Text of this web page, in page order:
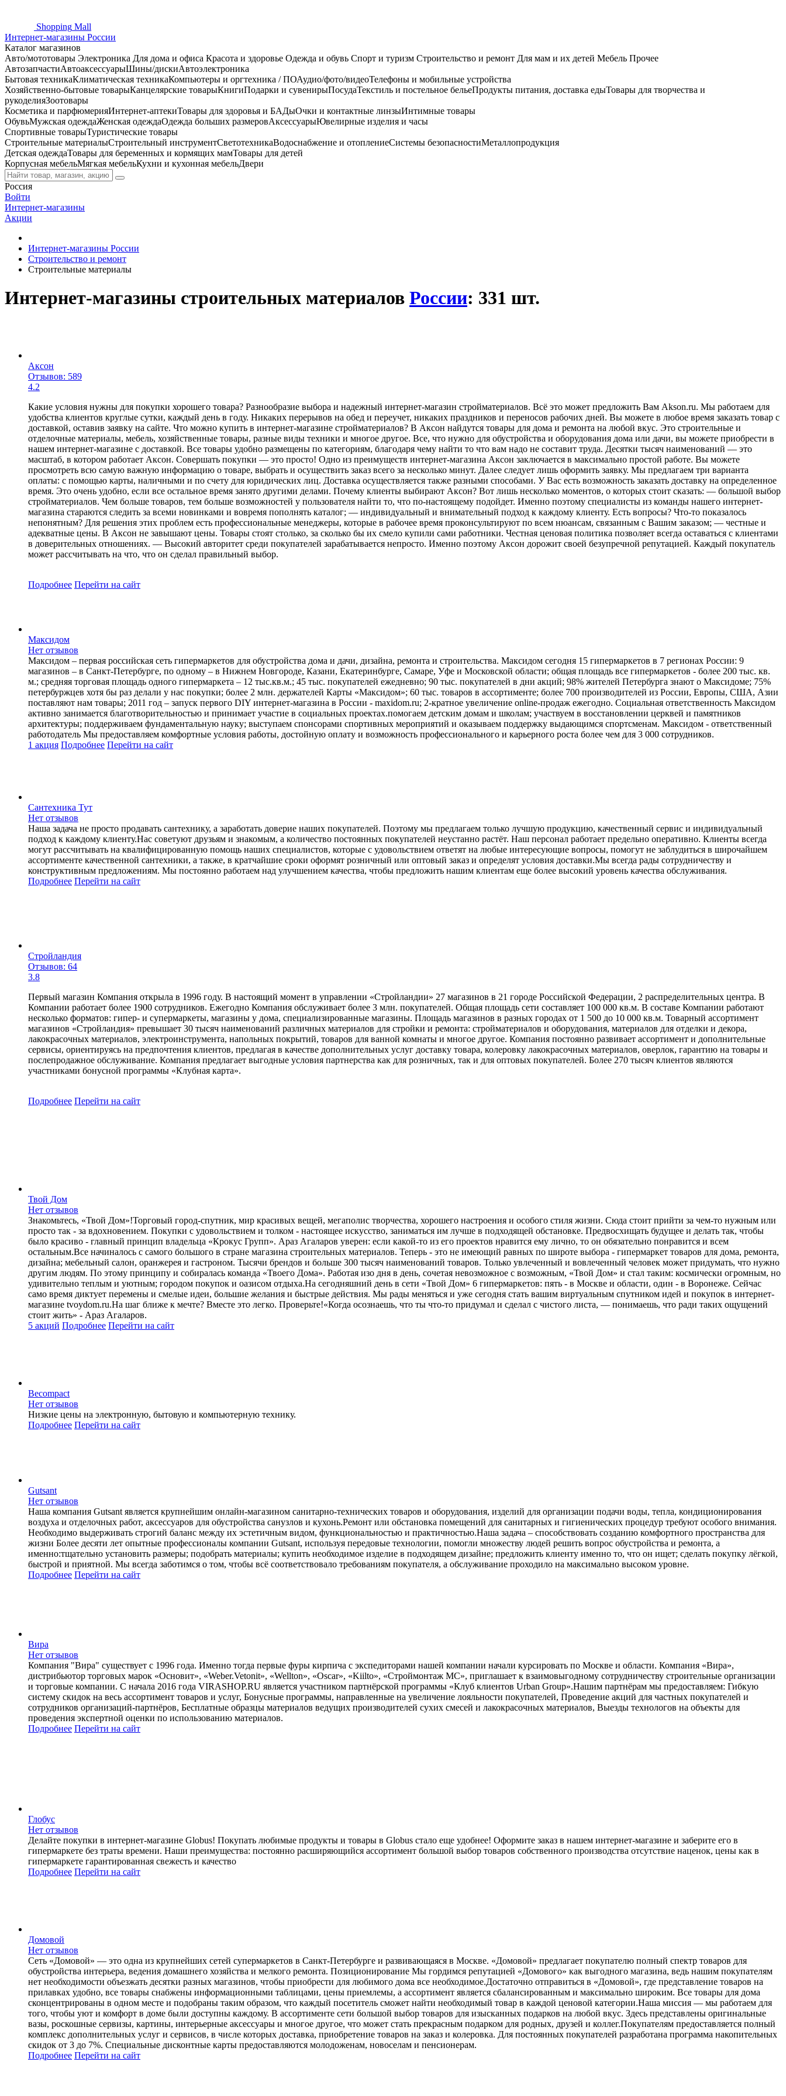
Shopping Mall
Интернет-магазины России
Каталог магазинов
Авто/мототовары Электроника Для дома и офиса Красота и здоровье Одежда и обувь Спорт и туризм Строительство и ремонт Для мам и их детей Мебель Прочее
АвтозапчастиАвтоаксессуарыШины/дискиАвтоэлектроника
Бытовая техникаКлиматическая техникаКомпьютеры и оргтехника / ПОАудио/фото/видеоТелефоны и мобильные устройства
Хозяйственно-бытовые товарыКанцелярские товарыКнигиПодарки и сувенирыПосудаТекстиль и постельное бельеПродукты питания, доставка едыТовары для творчества и
рукоделияЗоотовары
Косметика и парфюмерияИнтернет-аптекиТовары для здоровья и БАДыОчки и контактные линзыИнтимные товары
ОбувьМужская одеждаЖенская одеждаОдежда больших размеровАксессуарыЮвелирные изделия и часы
Спортивные товарыТуристические товары
Строительные материалыСтроительный инструментСветотехникаВодоснабжение и отоплениеСистемы безопасностиМеталлопродукция
Детская одеждаТовары для беременных и кормящих мамТовары для детей
Корпусная мебельМягкая мебельКухни и кухонная мебельДвери
Россия
Войти
Интернет-магазины
Акции
Интернет-магазины России
Строительство и ремонт
Строительные материалы
Интернет-магазины строительных материалов России: 331 шт.
Аксон
Отзывов: 589
4.2
Какие условия нужны для покупки хорошего товара? Разнообразие выбора и надежный интернет-магазин стройматериалов. Всё это может предложить Вам Akson.ru. Мы работаем для
удобства клиентов круглые сутки, каждый день в году. Никаких перерывов на обед и переучет, никаких праздников и переносов рабочих дней. Вы можете в любое время заказать товар с
доставкой, оставив заявку на сайте. Что можно купить в интернет-магазине стройматериалов? В Аксон найдутся товары для дома и ремонта на любой вкус. Это строительные и
отделочные материалы, мебель, хозяйственные товары, разные виды техники и многое другое. Все, что нужно для обустройства и оборудования дома или дачи, вы можете приобрести в
нашем интернет-магазине с доставкой. Все товары удобно размещены по категориям, благодаря чему найти то что вам надо не составит труда. Десятки тысяч наименований — это
масштаб, в котором работает Аксон. Совершать покупки — это просто! Одно из преимуществ интернет-магазина Аксон заключается в максимально простой работе. Вы можете
просмотреть всю самую важную информацию о товаре, выбрать и осуществить заказ всего за несколько минут. Далее следует лишь оформить заявку. Мы предлагаем три варианта
оплаты: с помощью карты, наличными и по счету для юридических лиц. Доставка осуществляется также разными способами. У Вас есть возможность заказать доставку на определенное
время. Это очень удобно, если все остальное время занято другими делами. Почему клиенты выбирают Аксон? Вот лишь несколько моментов, о которых стоит сказать: — большой выбор
стройматериалов. Чем больше товаров, тем больше возможностей у пользователя найти то, что по-настоящему подойдет. Именно поэтому специалисты из команды нашего интернет-
магазина стараются следить за всеми новинками и вовремя пополнять каталог; — индивидуальный и внимательный подход к каждому клиенту. Есть вопросы? Что-то показалось
непонятным? Для решения этих проблем есть профессиональные менеджеры, которые в рабочее время проконсультируют по всем нюансам, связанным с Вашим заказом; — честные и
адекватные цены. В Аксон не завышают цены. Товары стоят столько, за сколько бы их смело купили сами работники. Честная ценовая политика позволяет всегда оставаться с клиентами
в доверительных отношениях. — Высокий авторитет среди покупателей зарабатывается непросто. Именно поэтому Аксон дорожит своей безупречной репутацией. Каждый покупатель
может рассчитывать на что, что он сделал правильный выбор.
Подробнее Перейти на сайт
Максидом
Нет отзывов
Максидом ‒ первая российская сеть гипермаркетов для обустройства дома и дачи, дизайна, ремонта и строительства. Максидом сегодня 15 гипермаркетов в 7 регионах России: 9
магазинов – в Санкт-Петербурге, по одному – в Нижнем Новгороде, Казани, Екатеринбурге, Самаре, Уфе и Московской области; общая площадь все гипермаркетов - более 200 тыс. кв.
м.; средняя торговая площадь одного гипермаркета – 12 тыс.кв.м.; 45 тыс. покупателей ежедневно; 90 тыс. покупателей в дни акций; 98% жителей Петербурга знают о Максидоме; 75%
петербуржцев хотя бы раз делали у нас покупки; более 2 млн. держателей Карты «Максидом»; 60 тыс. товаров в ассортименте; более 700 производителей из России, Европы, США, Азии
поставляют нам товары; 2011 год – запуск первого DIY интернет-магазина в России - maxidom.ru; 2-кратное увеличение online-продаж ежегодно. Социальная ответственность Максидом
активно занимается благотворительностью и принимает участие в социальных проектах.помогаем детским домам и школам; участвуем в восстановлении церквей и памятников
архитектуры; поддерживаем фундаментальную науку; выступаем спонсорами спортивных мероприятий и оказываем поддержку выдающимся спортсменам. Максидом - ответственный
работодатель Мы предоставляем комфортные условия работы, достойную оплату и возможность профессионального и карьерного роста более чем для 3 000 сотрудников.
1 акция Подробнее Перейти на сайт
Сантехника Тут
Нет отзывов
Наша задача не просто продавать сантехнику, а заработать доверие наших покупателей. Поэтому мы предлагаем только лучшую продукцию, качественный сервис и индивидуальный
подход к каждому клиенту.Нас советуют друзьям и знакомым, а количество постоянных покупателей неустанно растёт. Наш персонал работает предельно оперативно. Клиенты всегда
могут рассчитывать на квалифицированную помощь наших специалистов, которые с удовольствием ответят на любые интересующие вопросы, помогут не заблудиться в широчайшем
ассортименте качественной сантехники, а также, в кратчайшие сроки оформят розничный или оптовый заказ и определят условия доставки.Мы всегда рады сотрудничеству и
конструктивным предложениям. Мы постоянно работаем над улучшением качества, чтобы предложить нашим клиентам еще более высокий уровень качества обслуживания.
Подробнее Перейти на сайт
Стройландия
Отзывов: 64
3.8
Первый магазин Компания открыла в 1996 году. В настоящий момент в управлении «Стройландии» 27 магазинов в 21 городе Российской Федерации, 2 распределительных центра. В
Компании работает более 1900 сотрудников. Ежегодно Компания обслуживает более 3 млн. покупателей. Общая площадь сети составляет 100 000 кв.м. В составе Компании работают
несколько форматов: гипер- и супермаркеты, магазины у дома, специализированные магазины. Площадь магазинов в разных городах от 1 500 до 10 000 кв.м. Товарный ассортимент
магазинов «Стройландия» превышает 30 тысяч наименований различных материалов для стройки и ремонта: стройматериалов и оборудования, материалов для отделки и декора,
лакокрасочных материалов, электроинструмента, напольных покрытий, товаров для ванной комнаты и многое другое. Компания постоянно развивает ассортимент и дополнительные
сервисы, ориентируясь на предпочтения клиентов, предлагая в качестве дополнительных услуг доставку товара, колеровку лакокрасочных материалов, оверлок, гарантию на товары и
послепродажное обслуживание. Компания предлагает выгодные условия партнерства как для розничных, так и для оптовых покупателей. Более 270 тысяч клиентов являются
участниками бонусной программы «Клубная карта».
Подробнее Перейти на сайт
Твой Дом
Нет отзывов
Знакомьтесь, «Твой Дом»!Торговый город-спутник, мир красивых вещей, мегаполис творчества, хорошего настроения и особого стиля жизни. Сюда стоит прийти за чем-то нужным или
просто так - за вдохновением. Покупки с удовольствием и толком - настоящее искусство, заниматься им лучше в подходящей обстановке. Предвосхищать будущее и делать так, чтобы
было красиво - главный принцип владельца «Крокус Групп». Араз Агаларов уверен: если какой-то из его проектов нравится ему лично, то он обязательно понравится и всем
остальным.Все начиналось с самого большого в стране магазина строительных материалов. Теперь - это не имеющий равных по широте выбора - гипермаркет товаров для дома, ремонта,
дизайна; мебельный салон, оранжерея и гастроном. Тысячи брендов и больше 300 тысяч наименований товаров. Только увлеченный и вовлеченный человек может придумать, что нужно
другим людям. По этому принципу и собиралась команда «Твоего Дома». Работая изо дня в день, сочетая невозможное с возможным, «Твой Дом» и стал таким: космически огромным, но
удивительно теплым и уютным; городом покупок и оазисом отдыха.На сегодняшний день в сети «Твой Дом» 6 гипермаркетов: пять - в Москве и области, один - в Воронеже. Сейчас
само время диктует перемены и смелые идеи, большие желания и быстрые действия. Мы рады меняться и уже сегодня стать вашим виртуальным спутником идей и покупок в интернет-
магазине tvoydom.ru.На шаг ближе к мечте? Вместе это легко. Проверьте!«Когда осознаешь, что ты что-то придумал и сделал с чистого листа, — понимаешь, что ради таких ощущений
стоит жить» - Араз Агаларов.
5 акций Подробнее Перейти на сайт
Becompact
Нет отзывов
Низкие цены на электронную, бытовую и компьютерную технику.
Подробнее Перейти на сайт
Gutsant
Нет отзывов
Наша компания Gutsant является крупнейшим онлайн-магазином санитарно-технических товаров и оборудования, изделий для организации подачи воды, тепла, кондиционирования
воздуха и отделочных работ, аксессуаров для обустройства санузлов и кухонь.Ремонт или обстановка помещений для санитарных и гигиенических процедур требуют особого внимания.
Необходимо выдерживать строгий баланс между их эстетичным видом, функциональностью и практичностью.Наша задача – способствовать созданию комфортного пространства для
жизни Более десяти лет опытные профессионалы компании Gutsant, используя передовые технологии, помогли множеству людей решить вопрос обустройства и ремонта, а
именно:тщательно установить размеры; подобрать материалы; купить необходимое изделие в подходящем дизайне; предложить клиенту именно то, что он ищет; сделать покупку лёгкой,
быстрой и приятной. Мы всегда заботимся о том, чтобы всё соответствовало требованиям покупателя, а обслуживание проходило на максимально высоком уровне.
Подробнее Перейти на сайт
Вира
Нет отзывов
Компания "Вира" существует с 1996 года. Именно тогда первые фуры кирпича с экспедиторами нашей компании начали курсировать по Москве и области. Компания «Вира»,
дистрибьютор торговых марок «Основит», «Weber.Vetonit», «Wellton», «Oscar», «Kiilto», «Строймонтаж МС», приглашает к взаимовыгодному сотрудничеству строительные организации
и торговые компании. С начала 2016 года VIRASHOP.RU является участником партнёрской программы «Клуб клиентов Urban Group».Нашим партнёрам мы предоставляем: Гибкую
систему скидок на весь ассортимент товаров и услуг, Бонусные программы, направленные на увеличение лояльности покупателей, Проведение акций для частных покупателей и
сотрудников организаций-партнёров, Бесплатные образцы материалов ведущих производителей сухих смесей и лакокрасочных материалов, Выезды технологов на объекты для
проведения экспертной оценки по использованию материалов.
Подробнее Перейти на сайт
Глобус
Нет отзывов
Делайте покупки в интернет-магазине Globus! Покупать любимые продукты и товары в Globus стало еще удобнее! Оформите заказ в нашем интернет-магазине и заберите его в
гипермаркете без траты времени. Наши преимущества: постоянно расширяющийся ассортимент большой выбор товаров собственного производства отсутствие наценок, цены как в
гипермаркете гарантированная свежесть и качество
Подробнее Перейти на сайт
Домовой
Нет отзывов
Сеть «Домовой» — это одна из крупнейших сетей супермаркетов в Санкт-Петербурге и развивающаяся в Москве. «Домовой» предлагает покупателю полный спектр товаров для
обустройства интерьера, ведения домашнего хозяйства и мелкого ремонта. Позиционирование Мы гордимся репутацией «Домового» как выгодного магазина, ведь нашим покупателям
нет необходимости объезжать десятки разных магазинов, чтобы приобрести для любимого дома все необходимое.Достаточно отправиться в «Домовой», где представление товаров на
прилавках удобно, все товары снабжены информационными таблицами, цены приемлемы, а ассортимент является сбалансированным и максимально широким. Все товары для дома
сконцентрированы в одном месте и подобраны таким образом, что каждый посетитель сможет найти необходимый товар в каждой ценовой категории.Наша миссия — мы работаем для
того, чтобы уют и комфорт в доме были доступны каждому. В ассортименте сети большой выбор товаров для изысканных подарков на любой вкус. Здесь представлены оригинальные
вазы, роскошные сервизы, картины, интерьерные аксессуары и многое другое, что может стать прекрасным подарком для родных, друзей и коллег.Покупателям предоставляется полный
комплекс дополнительных услуг и сервисов, в числе которых доставка, приобретение товаров на заказ и колеровка. Для постоянных покупателей разработана программа накопительных
скидок от 3 до 7%. Специальные дисконтные карты предоставляются молодоженам, новоселам и пенсионерам.
Подробнее Перейти на сайт